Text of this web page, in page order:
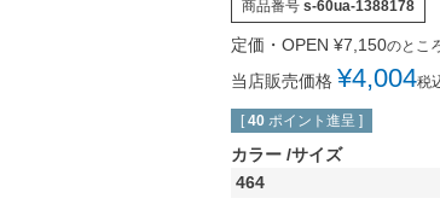
商品番号 s-60ua-1388178
定価・OPEN ¥7,150のとこ
当店販売価格 ¥4,004税
[ 40 ポイント進呈 ]
カラー サイズ
464